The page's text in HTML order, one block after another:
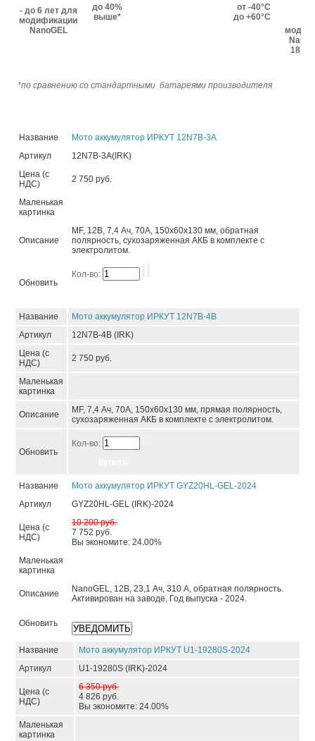
- до 6 лет для
модификации
NanoGEL
до 40%
выше*
от -40°С
до +60°С
18
*по сравнению со стандартными батареями производителя
Название
Мото аккумулятор ИРКУТ 12N7B-3A
Артикул
12N7B-3A(IRK)
Цена (с
НДС)
2 750 руб.
Маленькая
картинка
Описание
MF, 12В, 7,4 Ач, 70А, 150x60x130 мм, обратная
полярность, сухозаряженная АКБ в комплекте с
электролитом.
Обновить
Кол-во:
Название
Мото аккумулятор ИРКУТ 12N7B-4B
Артикул
12N7B-4B (IRK)
Цена (с
НДС)
2 750 руб.
Маленькая
картинка
Описание
MF, 7,4 Ач, 70А, 150x60x130 мм, прямая полярность,
сухозаряженная АКБ в комплекте с электролитом.
Обновить
Кол-во:
Название
Мото аккумулятор ИРКУТ GYZ20HL-GEL-2024
Артикул
GYZ20HL-GEL (IRK)-2024
Цена (с
НДС)
10 200 руб.
7 752 руб.
Вы экономите: 24.00%
Маленькая
картинка
Описание
NanoGEL, 12В, 23,1 Ач, 310 А, обратная полярность.
Активирован на заводе. Год выпуска - 2024.
Обновить
Название
Мото аккумулятор ИРКУТ U1-19280S-2024
Артикул
U1-19280S (IRK)-2024
Цена (с
НДС)
6 350 руб.
4 826 руб.
Вы экономите: 24.00%
Маленькая
картинка